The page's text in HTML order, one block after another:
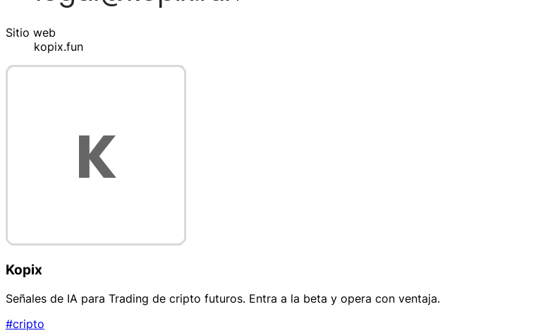
Sitio web
kopix.fun
Kopix
Señales de IA para Trading de cripto futuros. Entra a la beta y opera con ventaja.
#cripto